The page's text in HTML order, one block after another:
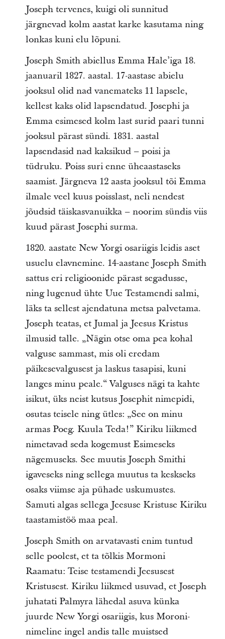
Joseph tervenes, kuigi oli sunnitud
järgnevad kolm aastat karke kasutama ning
lonkas kuni elu lõpuni.
Joseph Smith abiellus Emma Hale’iga 18.
jaanuaril 1827. aastal. 17-aastase abielu
jooksul olid nad vanemateks 11 lapsele,
kellest kaks olid lapsendatud. Josephi ja
Emma esimesed kolm last surid paari tunni
jooksul pärast sündi. 1831. aastal
lapsendasid nad kaksikud – poisi ja
tüdruku. Poiss suri enne üheaastaseks
saamist. Järgneva 12 aasta jooksul tõi Emma
ilmale veel kuus poisslast, neli nendest
jõudsid täiskasvanuikka – noorim sündis viis
kuud pärast Josephi surma.
1820. aastate New Yorgi osariigis leidis aset
usuelu elavnemine. 14-aastane Joseph Smith
sattus eri religioonide pärast segadusse,
ning lugenud ühte Uue Testamendi salmi,
läks ta sellest ajendatuna metsa palvetama.
Joseph teatas, et Jumal ja Jeesus Kristus
ilmusid talle. „Nägin otse oma pea kohal
valguse sammast, mis oli eredam
päikesevalgusest ja laskus tasapisi, kuni
langes minu peale.“ Valguses nägi ta kahte
isikut, üks neist kutsus Josephit nimepidi,
osutas teisele ning ütles: „See on minu
armas Poeg. Kuula Teda!” Kiriku liikmed
nimetavad seda kogemust Esimeseks
nägemuseks. See muutis Joseph Smithi
igaveseks ning sellega muutus ta keskseks
osaks viimse aja pühade uskumustes.
Samuti algas sellega Jeesuse Kristuse Kiriku
taastamistöö maa peal.
Joseph Smith on arvatavasti enim tuntud
selle poolest, et ta tõlkis Mormoni
Raamatu: Teise testamendi Jeesusest
Kristusest. Kiriku liikmed usuvad, et Joseph
juhatati Palmyra lähedal asuva künka
juurde New Yorgi osariigis, kus Moroni-
nimeline ingel andis talle muistsed